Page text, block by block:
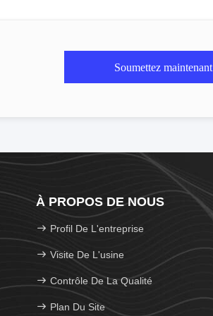
Soumettez maintenant
À PROPOS DE NOUS
Profil De L'entreprise
Visite De L'usine
Contrôle De La Qualité
Plan Du Site